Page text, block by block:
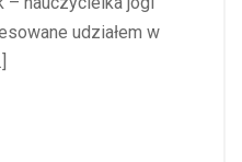
udziałem w